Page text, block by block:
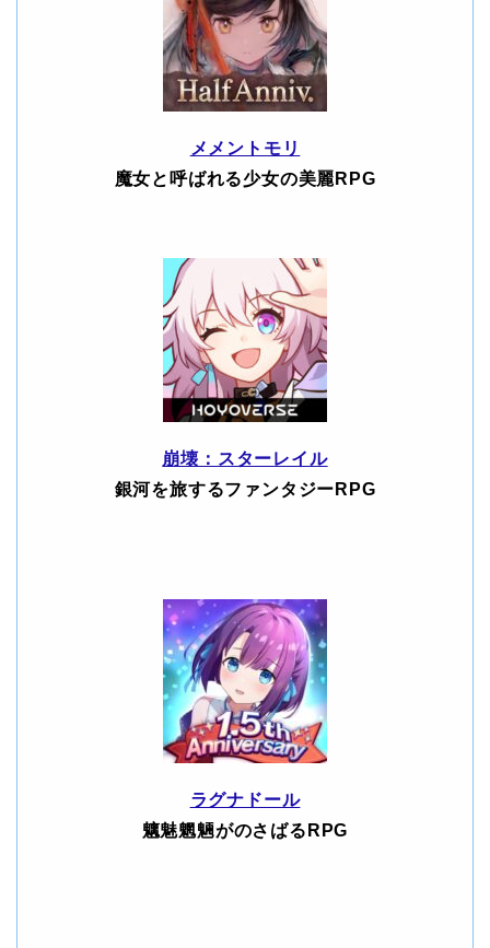
メメントモリ
魔女と呼ばれる少女の美麗RPG
崩壊：スターレイル
銀河を旅するファンタジーRPG
ラグナドール
魑魅魍魎がのさばるRPG